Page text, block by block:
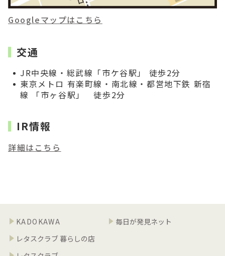
Googleマップはこちら
交通
JR中央線・総武線「市ケ谷駅」 徒歩2分
東京メトロ 有楽町線・南北線・都営地下鉄 新宿
線 「市ヶ谷駅」 徒歩2分
IR情報
詳細はこちら
KADOKAWA
毎日が発見ネット
レタスクラブ 暮らしの店